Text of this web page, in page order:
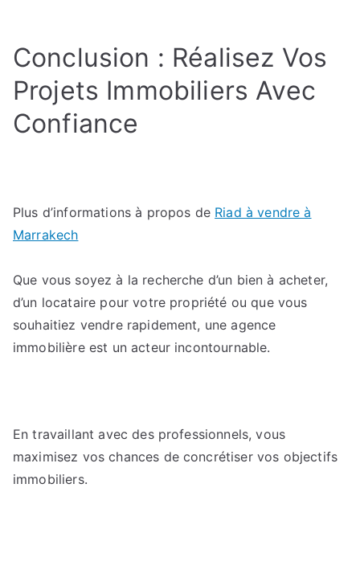
Conclusion : Réalisez Vos
Projets Immobiliers Avec
Confiance
Plus d’informations à propos de Riad à vendre à
Marrakech
Que vous soyez à la recherche d’un bien à acheter,
d’un locataire pour votre propriété ou que vous
souhaitiez vendre rapidement, une agence
immobilière est un acteur incontournable.
En travaillant avec des professionnels, vous
maximisez vos chances de concrétiser vos objectifs
immobiliers.